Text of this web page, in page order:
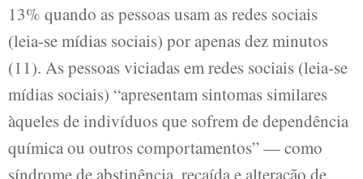
13% quando as pessoas usam as redes sociais
(leia-se mídias sociais) por apenas dez minutos
(11). As pessoas viciadas em redes sociais (leia-se
mídias sociais) “apresentam sintomas similares
àqueles de indivíduos que sofrem de dependência
química ou outros comportamentos” — como
síndrome de abstinência, recaída e alteração de